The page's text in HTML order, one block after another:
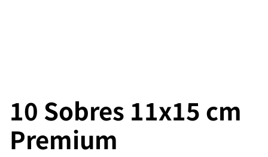
10 Sobres 11x15 cm
Premium